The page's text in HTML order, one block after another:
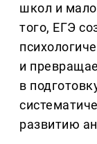
школ и
того, ЕГЭ
и
в
развитию